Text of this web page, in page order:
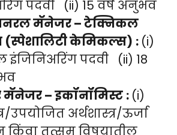
पदवी (ii) 15 वर्षे अनुभव
मॅनेजर – टेक्निकल
(स्पेशालिटी केमिकल्स) : (i)
पदवी (ii) 18
मॅनेजर – इकॉनॉमिस्ट : (i)
उपयोजित अर्थशास्त्र/ऊर्जा
किंवा तत्सम विषयातील